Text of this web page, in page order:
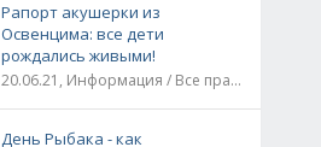
Рапорт акушерки из
Освенцима: все дети
рождались живыми!
20.06.21, Информация / Все праздники / Рассказы и истории
День Рыбака - как